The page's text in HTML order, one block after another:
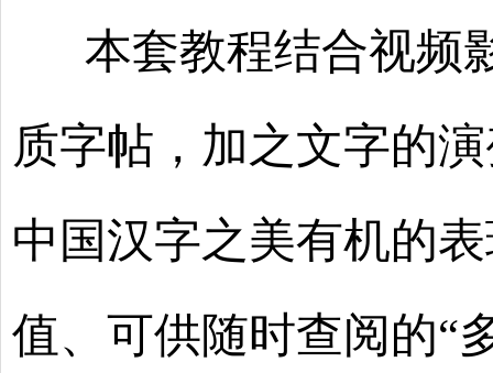
本套教程结合视频
质字帖，加之文字的
中国汉字之美有机的
值、可供随时查阅的“